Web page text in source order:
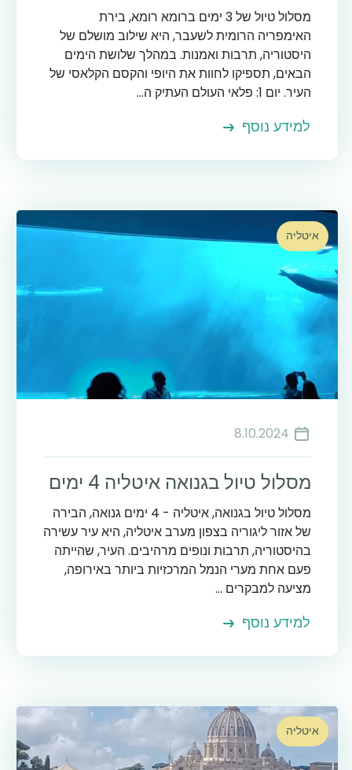
מסלול טיול של 3 ימים ברומא רומא, בירת
האימפריה הרומית לשעבר, היא שילוב מושלם של
היסטוריה, תרבות ואמנות. במהלך שלושת הימים
הבאים, תספיקו לחוות את היופי והקסם הקלאסי של
העיר. יום 1: פלאי העולם העתיק ה...
למידע נוסף
איטליה
8.10.2024
מסלול טיול בגנואה איטליה 4 ימים
מסלול טיול בגנואה, איטליה - 4 ימים גנואה, הבירה
של אזור ליגוריה בצפון מערב איטליה, היא עיר עשירה
בהיסטוריה, תרבות ונופים מרהיבים. העיר, שהייתה
פעם אחת מערי הנמל המרכזיות ביותר באירופה,
מציעה למבקרים ...
למידע נוסף
איטליה